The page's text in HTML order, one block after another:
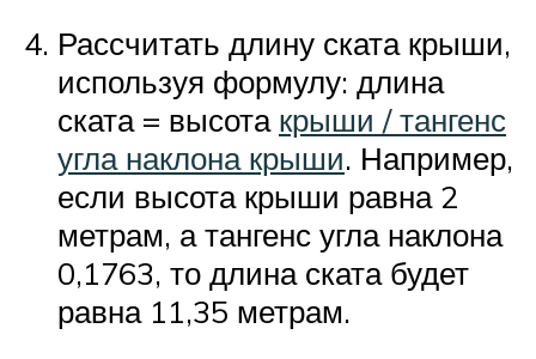
Рассчитать длину ската крыши,
используя формулу: длина
ската = высота крыши / тангенс
угла наклона крыши. Например,
если высота крыши равна 2
метрам, а тангенс угла наклона
0,1763, то длина ската будет
равна 11,35 метрам.